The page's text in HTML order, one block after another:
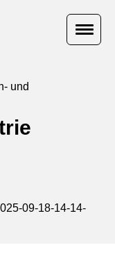
und
09-18-14-14-